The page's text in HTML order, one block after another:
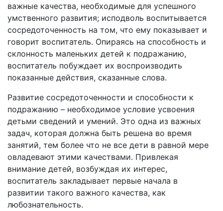
важные качества, необходимые для успешного
умственного развития; исподволь воспитывается
сосредоточенность на том, что ему показывает и
говорит воспитатель. Опираясь на способность и
склонность маленьких детей к подражанию,
воспитатель побуждает их воспроизводить
показанные действия, сказанные слова.
Развитие сосредоточенности и способности к
подражанию – необходимое условие усвоения
детьми сведений и умений. Это одна из важных
задач, которая должна быть решена во время
занятий, тем более что не все дети в равной мере
овладевают этими качествами. Привлекая
внимание детей, возбуждая их интерес,
воспитатель закладывает первые начала в
развитии такого важного качества, как
любознательность.